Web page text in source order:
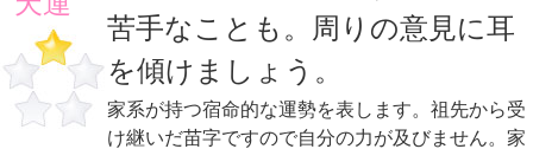
苦手なことも。周りの意見に耳
を傾けましょう。
家系が持つ宿命的な運勢を表します。祖先から受
け継いだ苗字ですので自分の力が及びません。家